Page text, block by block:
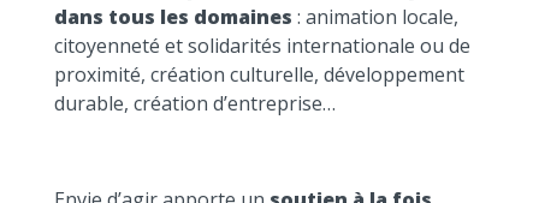
dans tous les domaines : animation locale,
citoyenneté et solidarités internationale ou de
proximité, création culturelle, développement
durable, création d’entreprise…